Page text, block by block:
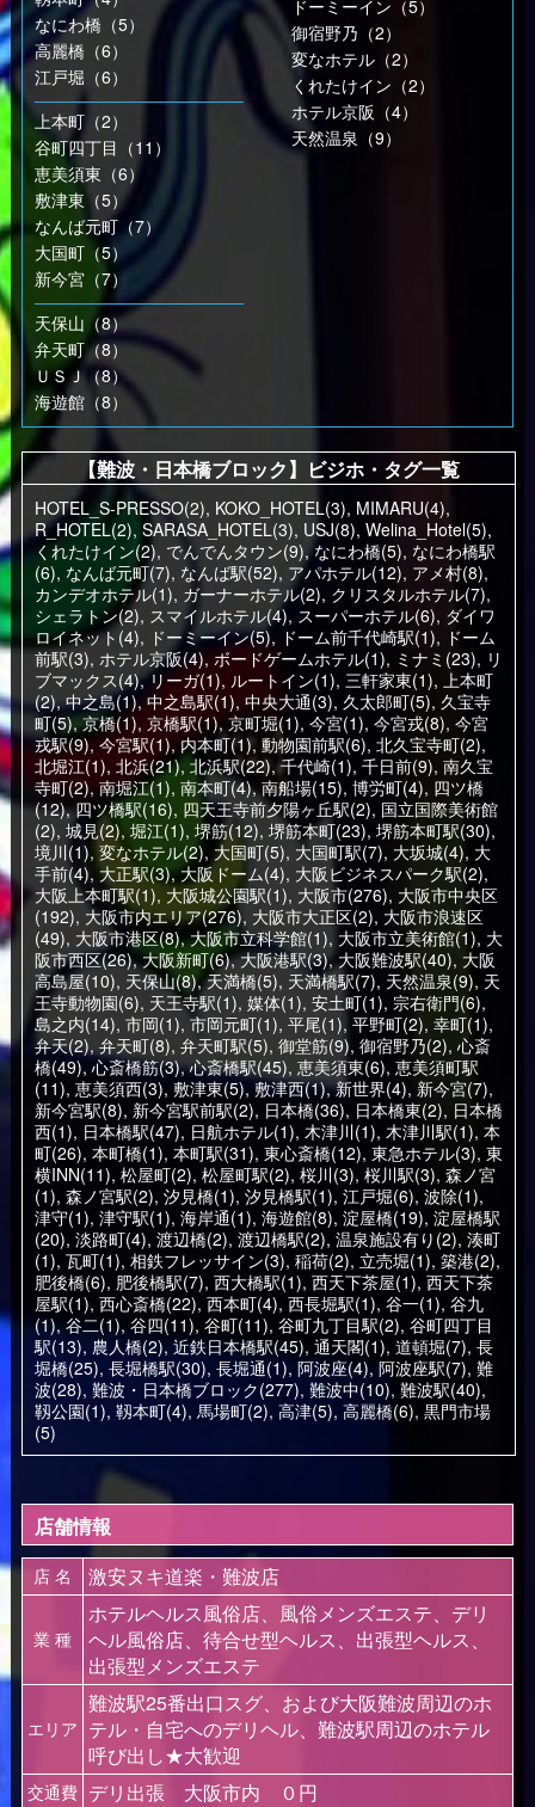
なにわ橋（5）
高麗橋（6）
江戸堀（6）
上本町（2）
谷町四丁目（11）
恵美須東（6）
敷津東（5）
なんば元町（7）
大国町（5）
新今宮（7）
天保山（8）
弁天町（8）
ＵＳＪ（8）
海遊館（8）
ドーミーイン（5）
御宿野乃（2）
変なホテル（2）
くれたけイン（2）
ホテル京阪（4）
天然温泉（9）
【難波・日本橋ブロック】ビジホ・タグ一覧
HOTEL_S-PRESSO(2), KOKO_HOTEL(3), MIMARU(4),
R_HOTEL(2), SARASA_HOTEL(3), USJ(8), Welina_Hotel(5),
くれたけイン(2), でんでんタウン(9),なにわ橋(5), なにわ橋駅
(6), なんば元町(7), なんば駅(52), アパホテル(12), アメ村(8),
カンデオホテル(1), ガーナーホテル(2), クリスタルホテル(7),
シェラトン(2), スマイルホテル(4), スーパーホテル(6), ダイワ
ロイネット(4), ドーミーイン(5), ドーム前千代崎駅(1), ドーム
前駅(3), ホテル京阪(4), ボードゲームホテル(1), ミナミ(23), リ
ブマックス(4),リーガ(1), ルートイン(1), 三軒家東(1), 上本町
(2),中之島(1), 中之島駅(1), 中央大通(3), 久太郎町(5), 久宝寺
町(5), 京橋(1), 京橋駅(1), 京町堀(1), 今宮(1), 今宮戎(8), 今宮
戎駅(9), 今宮駅(1),内本町(1), 動物園前駅(6), 北久宝寺町(2),
北堀江(1), 北浜(21), 北浜駅(22),千代崎(1), 千日前(9), 南久宝
寺町(2), 南堀江(1), 南本町(4),南船場(15), 博労町(4), 四ツ橋
(12),四ツ橋駅(16), 四天王寺前夕陽ヶ丘駅(2), 国立国際美術館
(2), 城見(2), 堀江(1), 堺筋(12), 堺筋本町(23), 堺筋本町駅(30),
境川(1), 変なホテル(2), 大国町(5), 大国町駅(7), 大坂城(4), 大
手前(4), 大正駅(3),大阪ドーム(4), 大阪ビジネスパーク駅(2),
大阪上本町駅(1), 大阪城公園駅(1), 大阪市(276), 大阪市中央区
(192), 大阪市内エリア(276), 大阪市大正区(2), 大阪市浪速区
(49), 大阪市港区(8),大阪市立科学館(1), 大阪市立美術館(1), 大
阪市西区(26), 大阪新町(6),大阪港駅(3), 大阪難波駅(40), 大阪
高島屋(10), 天保山(8),天満橋(5), 天満橋駅(7), 天然温泉(9), 天
王寺動物園(6), 天王寺駅(1), 媒体(1), 安土町(1), 宗右衛門(6),
島之内(14), 市岡(1), 市岡元町(1), 平尾(1), 平野町(2), 幸町(1),
弁天(2), 弁天町(8), 弁天町駅(5), 御堂筋(9), 御宿野乃(2), 心斎
橋(49), 心斎橋筋(3),心斎橋駅(45), 恵美須東(6), 恵美須町駅
(11), 恵美須西(3), 敷津東(5), 敷津西(1),新世界(4), 新今宮(7),
新今宮駅(8), 新今宮駅前駅(2), 日本橋(36), 日本橋東(2), 日本橋
西(1), 日本橋駅(47), 日航ホテル(1), 木津川(1), 木津川駅(1), 本
町(26), 本町橋(1), 本町駅(31), 東心斎橋(12), 東急ホテル(3), 東
横INN(11), 松屋町(2), 松屋町駅(2), 桜川(3), 桜川駅(3), 森ノ宮
(1), 森ノ宮駅(2), 汐見橋(1), 汐見橋駅(1), 江戸堀(6), 波除(1),
津守(1), 津守駅(1), 海岸通(1), 海遊館(8), 淀屋橋(19), 淀屋橋駅
(20), 淡路町(4), 渡辺橋(2), 渡辺橋駅(2), 温泉施設有り(2), 湊町
(1), 瓦町(1), 相鉄フレッサイン(3), 稲荷(2), 立売堀(1), 築港(2),
肥後橋(6), 肥後橋駅(7), 西大橋駅(1), 西天下茶屋(1), 西天下茶
屋駅(1), 西心斎橋(22), 西本町(4), 西長堀駅(1), 谷一(1), 谷九
(1),谷二(1), 谷四(11), 谷町(11), 谷町九丁目駅(2), 谷町四丁目
駅(13), 農人橋(2), 近鉄日本橋駅(45), 通天閣(1), 道頓堀(7), 長
堀橋(25), 長堀橋駅(30), 長堀通(1), 阿波座(4), 阿波座駅(7), 難
波(28), 難波・日本橋ブロック(277), 難波中(10), 難波駅(40),
靱公園(1), 靱本町(4), 馬場町(2), 高津(5), 高麗橋(6), 黒門市場
(5)
店舗情報
店 名 激安ヌキ道楽・難波店
業 種
ホテルヘルス風俗店、風俗メンズエステ、デリ
ヘル風俗店、待合せ型ヘルス、出張型ヘルス、
出張型メンズエステ
エリア
難波駅25番出口スグ、および大阪難波周辺のホ
テル・自宅へのデリヘル、難波駅周辺のホテル
呼び出し★大歓迎
交通費 デリ出張 大阪市内 ０円